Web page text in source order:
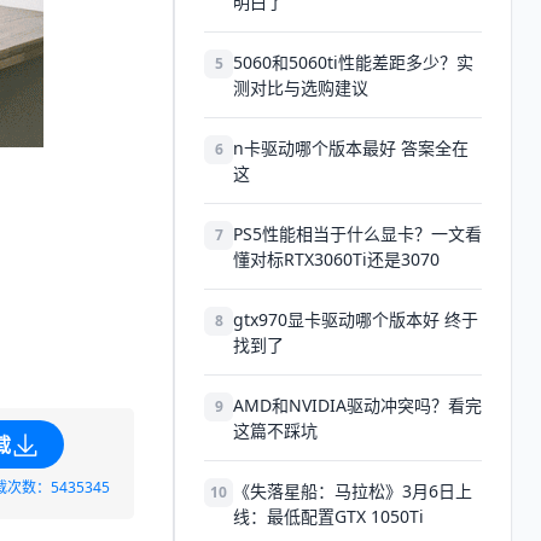
次数：5435345
5 5060和5060ti性能差距多少？实
测对比与选购建议
6 n卡驱动哪个版本最好 答案全在
这
7 PS5性能相当于什么显卡？一文看
懂对标RTX3060Ti还是3070
8 gtx970显卡驱动哪个版本好 终于
找到了
9 AMD和NVIDIA驱动冲突吗？看完
这篇不踩坑
10
《失落星船：马拉松》3月6日上
线：最低配置GTX 1050Ti